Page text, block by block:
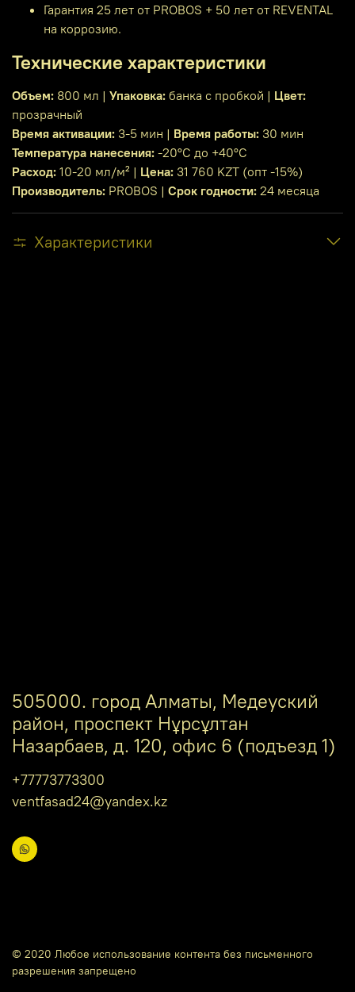
Гарантия 25 лет от PROBOS + 50 лет от REVENTAL
на коррозию.
Технические характеристики
Объем: 800 мл | Упаковка: банка с пробкой | Цвет:
прозрачный
Время активации: 3-5 мин | Время работы: 30 мин
Температура нанесения: -20°C до +40°C
Расход: 10-20 мл/м² | Цена: 31 760 KZT (опт -15%)
Производитель: PROBOS | Срок годности: 24 месяца
Характеристики
505000. город Алматы, Медеуский
район, проспект Нұрсұлтан
Назарбаев, д. 120, офис 6 (подъезд 1)
+77773773300
ventfasad24@yandex.kz
© 2020 Любое использование контента без письменного
разрешения запрещено